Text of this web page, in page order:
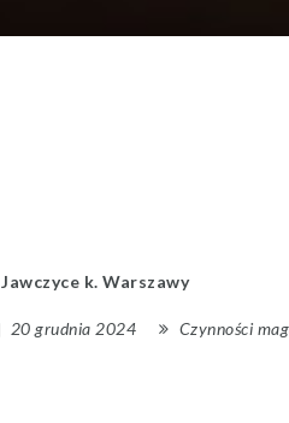
k. Warszawy
20 grudnia 2024 Czynności